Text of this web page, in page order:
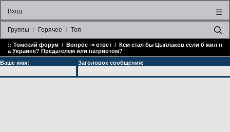
Вход ☰
Группы Горячее Топ
:: Томский форум / Вопрос -> ответ / Кем стал бы Цыплаков если б жил н
а Украине? Предателем или патриотом?
Ваше имя:
Заголовок сообщения: